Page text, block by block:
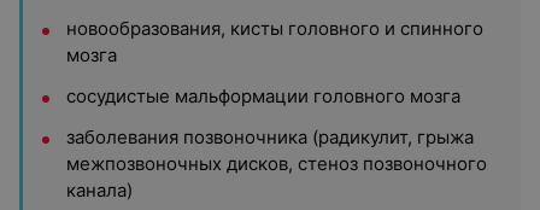
новообразования, кисты головного и спинного
мозга
сосудистые мальформации головного мозга
заболевания позвоночника (радикулит, грыжа
межпозвоночных дисков, стеноз позвоночного
канала)